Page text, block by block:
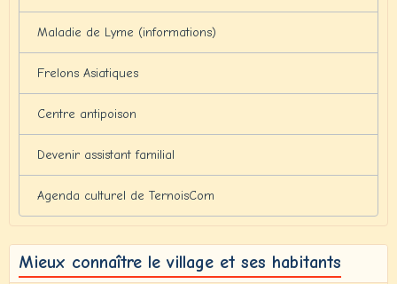
Maladie de Lyme (informations)
Frelons Asiatiques
Centre antipoison
Devenir assistant familial
Agenda culturel de TernoisCom
Mieux connaître le village et ses habitants